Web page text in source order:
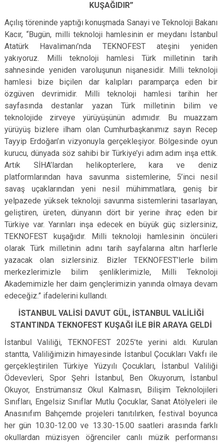
KUŞAĞIDIR”
Açılış töreninde yaptığı konuşmada Sanayi ve Teknoloji Bakanı
Kacır, “Bugün, milli teknoloji hamlesinin er meydanı İstanbul
Atatürk Havalimanı’nda TEKNOFEST ateşini yeniden
yakıyoruz. Milli teknoloji hamlesi Türk milletinin tarih
sahnesinde yeniden varoluşunun nişanesidir. Milli teknoloji
hamlesi bize biçilen dar kalıpları paramparça eden bir
özgüven devrimidir. Milli teknoloji hamlesi tarihin her
sayfasında destanlar yazan Türk milletinin bilim ve
teknolojide zirveye yürüyüşünün adımıdır. Bu muazzam
yürüyüş bizlere ilham olan Cumhurbaşkanımız sayın Recep
Tayyip Erdoğan’ın vizyonuyla gerçekleşiyor. Bölgesinde oyun
kurucu, dünyada söz sahibi bir Türkiye’yi adım adım inşa ettik.
Artık SİHA’lardan helikopterlere, kara ve deniz
platformlarından hava savunma sistemlerine, 5’inci nesil
savaş uçaklarından yeni nesil mühimmatlara, geniş bir
yelpazede yüksek teknoloji savunma sistemlerini tasarlayan,
geliştiren, üreten, dünyanın dört bir yerine ihraç eden bir
Türkiye var. Yarınları inşa edecek en büyük güç sizlersiniz,
TEKNOFEST kuşağıdır. Milli teknoloji hamlesinin öncüleri
olarak Türk milletinin adını tarih sayfalarına altın harflerle
yazacak olan sizlersiniz. Bizler TEKNOFEST’lerle bilim
merkezlerimizle bilim şenliklerimizle, Milli Teknoloji
Akademimizle her daim gençlerimizin yanında olmaya devam
edeceğiz.” ifadelerini kullandı.
İSTANBUL VALİSİ DAVUT GÜL, İSTANBUL VALİLİĞİ
STANTINDA TEKNOFEST KUŞAĞI İLE BİR ARAYA GELDİ
İstanbul Valiliği, TEKNOFEST 2025’te yerini aldı. Kurulan
stantta, Valiliğimizin himayesinde İstanbul Çocukları Vakfı ile
gerçekleştirilen Türkiye Yüzyılı Çocukları, İstanbul Valiliği
Ödevevleri, Spor Şehri İstanbul, Ben Okuyorum, İstanbul
Okuyor, Enstrümansız Okul Kalmasın, Bilişim Teknolojileri
Sınıfları, Engelsiz Sınıflar Mutlu Çocuklar, Sanat Atölyeleri ile
Anasınıfım Bahçemde projeleri tanıtılırken, festival boyunca
her gün 10.30-12.00 ve 13.30-15.00 saatleri arasında farklı
okullardan müzisyen öğrenciler canlı müzik performansı